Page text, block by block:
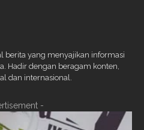
berita yang menyajikan informasi
Hadir dengan beragam konten,
dan internasional.
-